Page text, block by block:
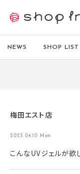
NEWS SHOP LIST
梅田エスト店
2023.04.10 Mon
こんなUVジェルが欲